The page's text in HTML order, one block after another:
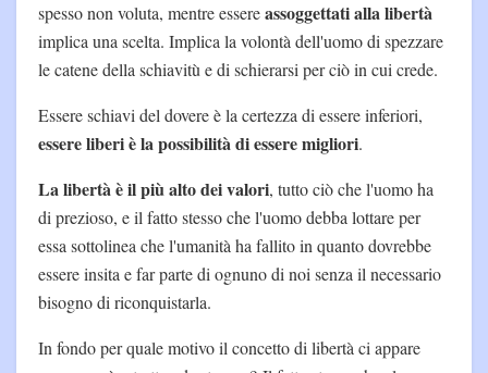
spesso non voluta, mentre essereassoggettati alla libertà
implica una scelta. Implica la volontà dell'uomo di spezzare
le catene della schiavitù e di schierarsi per ciò in cui crede.
Essere schiavi del dovere è la certezza di essere inferiori,
essere liberi è la possibilità di essere migliori.
La libertà è il più alto dei valori, tutto ciò che l'uomo ha
di prezioso, e il fatto stesso che l'uomo debba lottare per
essa sottolinea che l'umanità ha fallito in quanto dovrebbe
essere insita e far parte di ognuno di noi senza il necessario
bisogno di riconquistarla.
In fondo per quale motivo il concetto di libertà ci appare